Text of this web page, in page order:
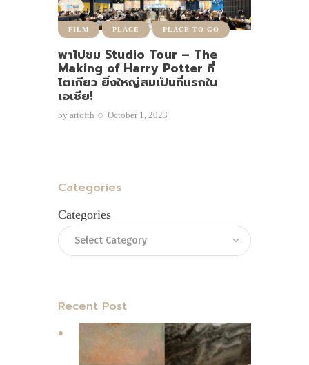
FILM PLACE PLACE TO GO
พาไปชม Studio Tour – The
Making of Harry Potter ที่
โตเกียว ยิ่งใหญ่สมเป็นที่แรกใน
เอเชีย!
by artofth October 1, 2023
Categories
Categories
Recent Post